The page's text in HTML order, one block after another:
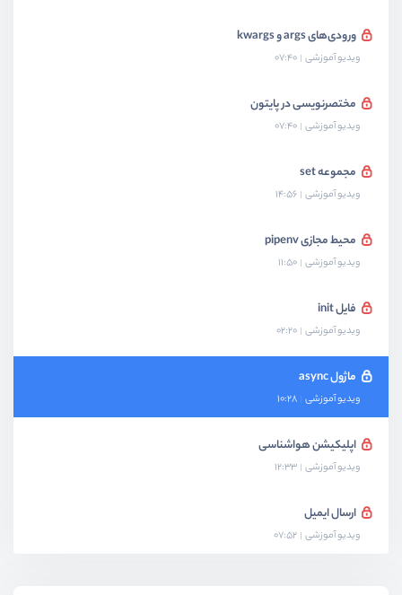
ورودی‌های args و kwargs
ویدیو آموزشی 07:40
مختصرنویسی در پایتون
ویدیو آموزشی 07:40
مجموعه set
ویدیو آموزشی 14:56
محیط مجازی pipenv
ویدیو آموزشی 11:50
فایل init
ویدیو آموزشی 02:20
ماژول async
ویدیو آموزشی 10:28
اپلیکیشن هواشناسی
ویدیو آموزشی 12:33
ارسال ایمیل
ویدیو آموزشی 07:52